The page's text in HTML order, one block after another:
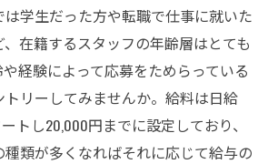
学生だった方や転職で仕事に就いた
在籍するスタッフの年齢層はとても
経験によって応募をためらっている
リーしてみませんか。給料は日給
トし20,000円までに設定しており、
類が多くなればそれに応じて給与の